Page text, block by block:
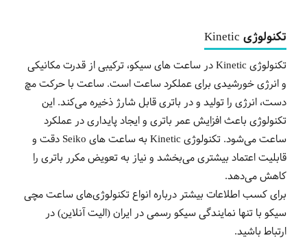
تکنولوژی Kinetic
تکنولوژی Kinetic در ساعت های سیکو، ترکیبی از قدرت مکانیکی
و انرژی خورشیدی برای عملکرد ساعت است. ساعت با حرکت مچ
دست، انرژی را تولید و در باتری قابل شارژ ذخیره می‌کند. این
تکنولوژی باعث افزایش عمر باتری و ایجاد پایداری در عملکرد
ساعت می‌شود. تکنولوژی Kinetic به ساعت های Seiko دقت و
قابلیت اعتماد بیشتری می‌بخشد و نیاز به تعویض مکرر باتری را
کاهش می‌دهد.
برای کسب اطلاعات بیشتر درباره انواع تکنولوژی‌های ساعت مچی
سیکو با تنها نمایندگی سیکو رسمی در ایران (الیت آنلاین) در
ارتباط باشید.